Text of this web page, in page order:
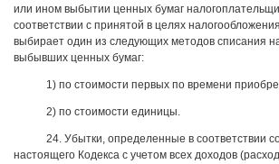
или ином выбытии ценных бумаг
соответствии с принятой в целях
выбирает один из следующих методов списания
выбывших ценных бумаг:
1) по стоимости первых по времени
2) по стоимости единицы.
24. Убытки, определенные в соответствии
настоящего Кодекса с учетом всех доходов